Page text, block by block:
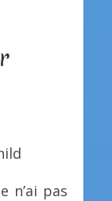
n’ai pas